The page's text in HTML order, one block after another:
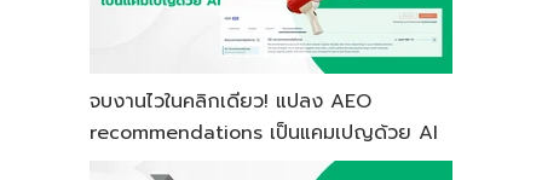
จบงานไวในคลิกเดียว! แปลง AEO
recommendations เป็นแคมเปญด้วย AI